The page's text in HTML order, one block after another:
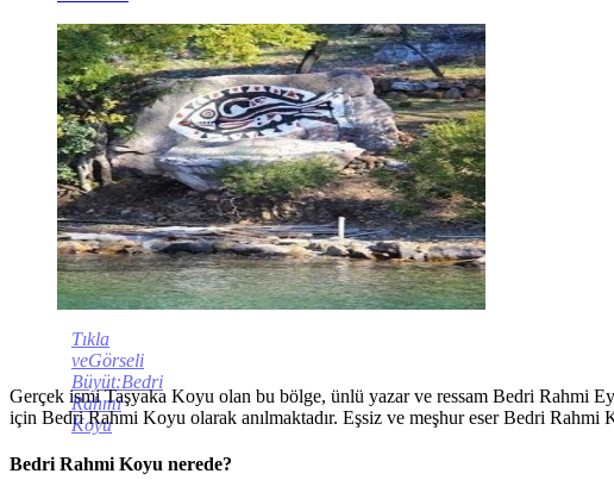
Tıkla
veGörseli
Büyüt:Bedri
Rahmi
Koyu
Gerçek ismi Taşyaka Koyu olan bu bölge, ünlü yazar ve ressam Bedri Rahmi
için Bedri Rahmi Koyu olarak anılmaktadır. Eşsiz ve meşhur eser Bedri Rahmi
Bedri Rahmi Koyu nerede?